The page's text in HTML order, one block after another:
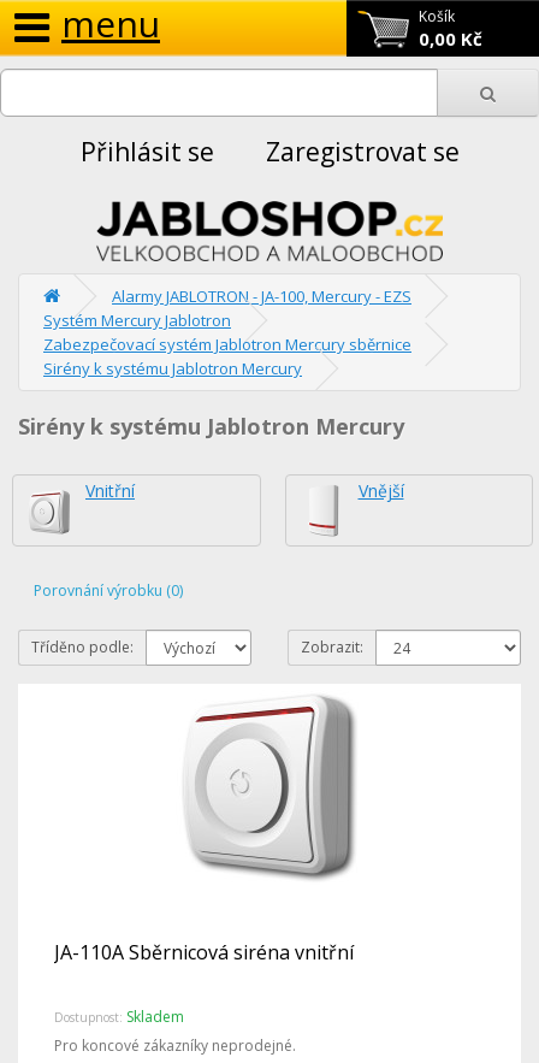
Košík
0,00 Kč
menu
Přihlásit se Zaregistrovat se
Alarmy JABLOTRON - JA-100, Mercury - EZS
Systém Mercury Jablotron
Zabezpečovací systém Jablotron Mercury sběrnice
Sirény k systému Jablotron Mercury
Sirény k systému Jablotron Mercury
Vnitřní Vnější
Porovnání výrobku (0)
Tříděno podle: Zobrazit:
JA-110A Sběrnicová siréna vnitřní
Dostupnost: Skladem
Pro koncové zákazníky neprodejné.